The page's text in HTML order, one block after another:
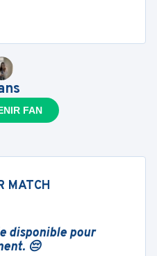
FAN
MATCH
disponible pour
😔